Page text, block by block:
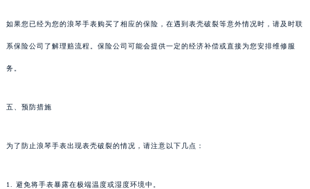
如果您已经为您的浪琴手表购买了相应的保险，在遇到表壳破裂等意外情况时，请及时联
系保险公司了解理赔流程。保险公司可能会提供一定的经济补偿或直接为您安排维修服
务。
五、预防措施
为了防止浪琴手表出现表壳破裂的情况，请注意以下几点：
1. 避免将手表暴露在极端温度或湿度环境中。